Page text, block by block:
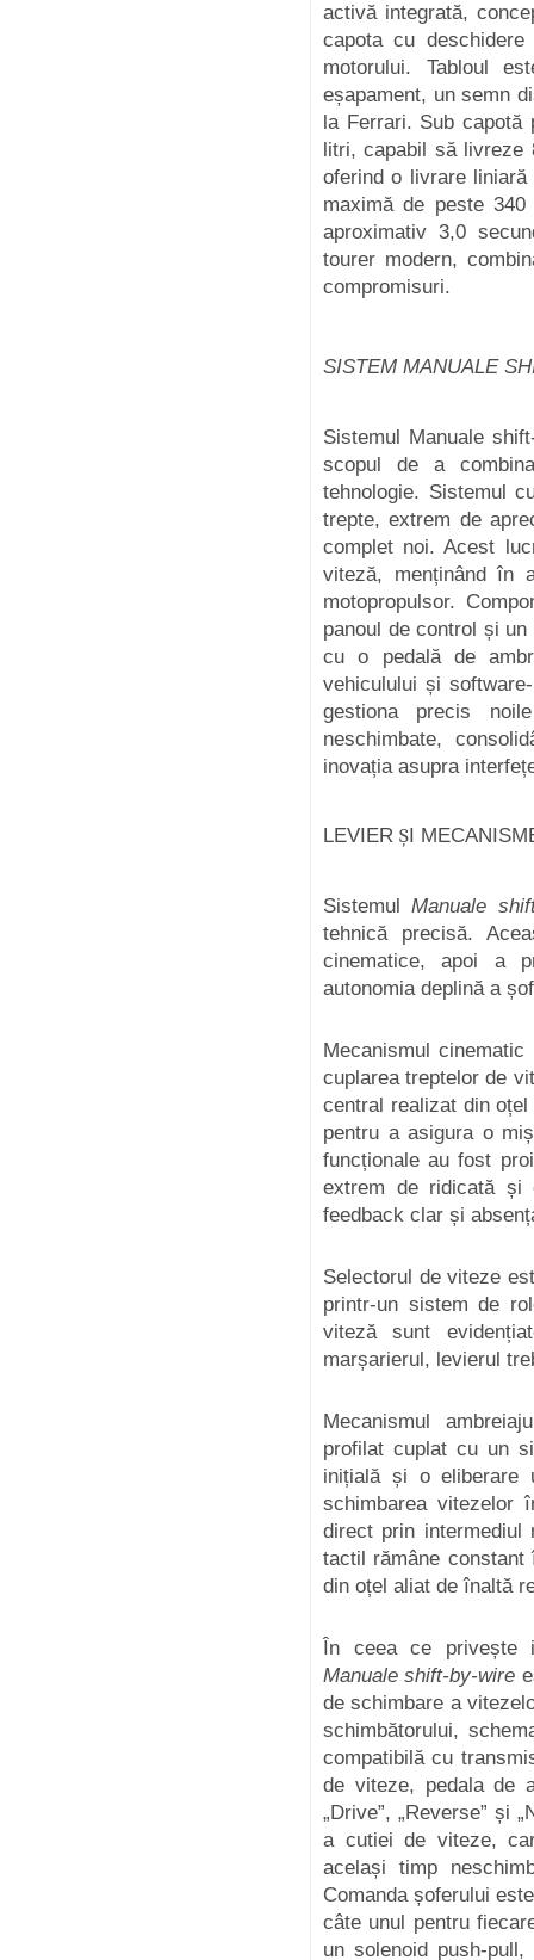
activă integrată,
capota cu
motorului. Tabloul
eșapament, un semn
la Ferrari. Sub capotă
litri, capabil să livreze
oferind o livrare
maximă de peste
aproximativ 3,0
tourer modern,
compromisuri.
SISTEM MANUALE
Sistemul Manuale
scopul de a
tehnologie. Sistemul
trepte, extrem de
complet noi. Acest
viteză, menținând în
motopropulsor.
panoul de control și
cu o pedală de
vehiculului și
gestiona precis
neschimbate,
inovația asupra
LEVIER ȘI
SistemulManuale
tehnică precisă.
cinematice, apoi a
autonomia deplină a
Mecanismul
cuplarea treptelor de
central realizat din
pentru a asigura o
funcționale au fost
extrem de ridicată și
feedback clar și
Selectorul de viteze
printr-un sistem de
viteză sunt
marșarierul, levierul
Mecanismul
profilat cuplat cu un
inițială și o eliberare
schimbarea vitezelor
direct prin intermediul
tactil rămâne
din oțel aliat de înaltă
În ceea ce privește
Manuale shift-by-wire
de schimbare a
schimbătorului,
compatibilă cu
de viteze, pedala de
„Drive”, „Reverse” și
a cutiei de viteze,
același timp
Comanda șoferului
câte unul pentru
un solenoid push-